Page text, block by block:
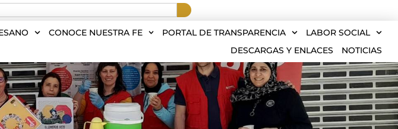
CONOCE NUESTRA FE PORTAL DE TRANSPARENCIA
LABOR SOCIAL
DESCARGAS Y ENLACES
NOTICIAS